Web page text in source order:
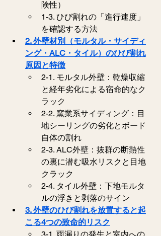
険性）
1-3. ひび割れの「進行速度」
を確認する方法
2. 外壁材別（モルタル・サイディ
ング・ALC・タイル）のひび割れ
原因と特徴
2-1. モルタル外壁：乾燥収縮
と経年劣化による宿命的なク
ラック
2-2. 窯業系サイディング：目
地シーリングの劣化とボード
自体の割れ
2-3. ALC外壁：抜群の断熱性
の裏に潜む吸水リスクと目地
クラック
2-4. タイル外壁：下地モルタ
ルの浮きと剥落のサイン
3. 外壁のひび割れを放置すると起
こる4つの致命的リスク